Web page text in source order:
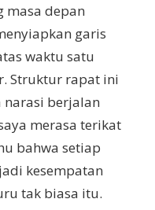
masa depan
garis
waktu satu
Struktur rapat ini
narasi berjalan
merasa terikat
bahwa setiap
kesempatan
tak biasa itu.